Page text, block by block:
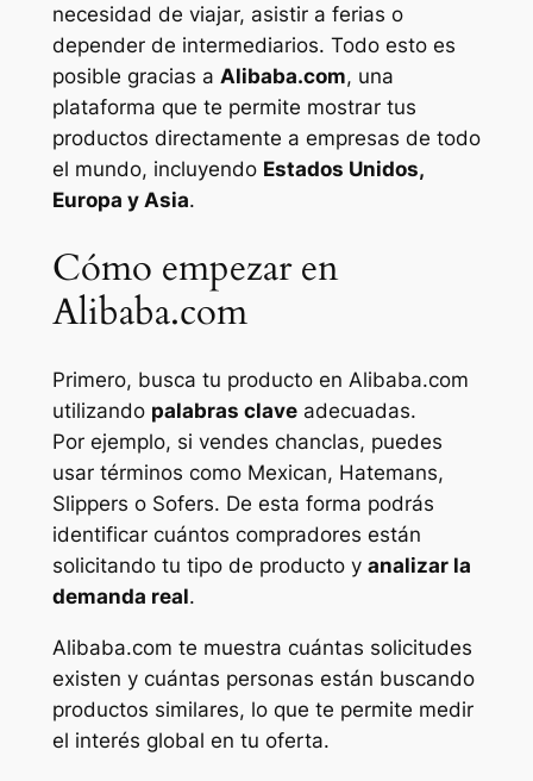
necesidad de viajar, asistir a ferias o
depender de intermediarios. Todo esto es
posible gracias a Alibaba.com, una
plataforma que te permite mostrar tus
productos directamente a empresas de todo
el mundo, incluyendo Estados Unidos,
Europa y Asia.
Cómo empezar en
Alibaba.com
Primero, busca tu producto en Alibaba.com
utilizando palabras claveadecuadas.
Por ejemplo, si vendes chanclas, puedes
usar términos como Mexican, Hatemans,
Slippers o Sofers. De esta forma podrás
identificar cuántos compradores están
solicitando tu tipo de producto y analizar la
demanda real.
Alibaba.com te muestra cuántas solicitudes
existen y cuántas personas están buscando
productos similares, lo que te permite medir
el interés global en tu oferta.